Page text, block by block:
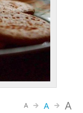
A A A